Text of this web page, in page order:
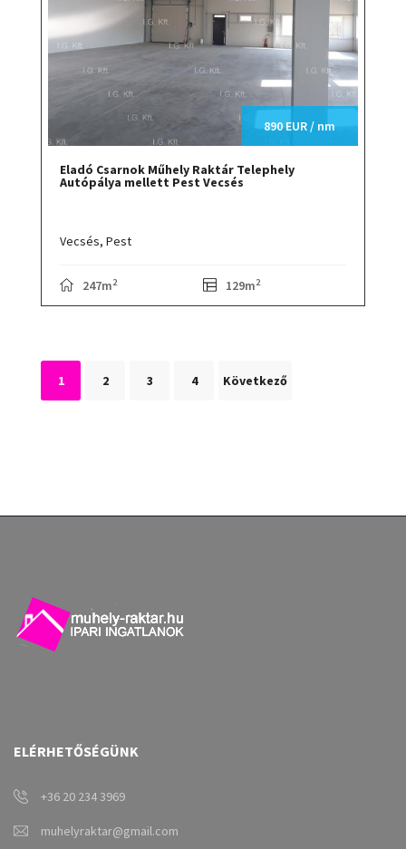
890 EUR / nm
Eladó Csarnok Műhely Raktár Telephely
Autópálya mellett Pest Vecsés
Vecsés, Pest
247m2 129m2
1 2 3 4 Következő
ELÉRHETŐSÉGÜNK
+36 20 234 3969
muhelyraktar@gmail.com